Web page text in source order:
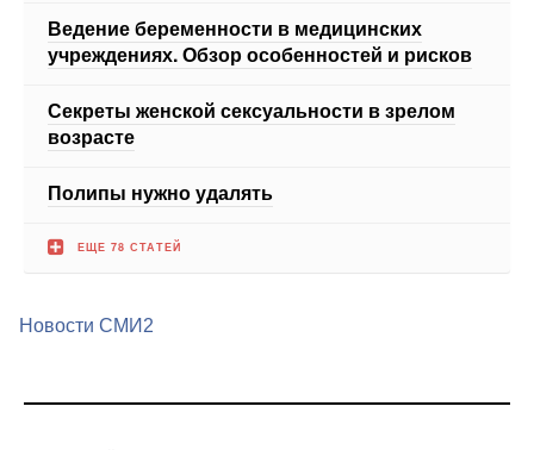
Секреты женской сексуальности в зрелом
возрасте
Полипы нужно удалять
Новости СМИ2
Москва, Лихов переулок дом 3, стр.2, помещение 2